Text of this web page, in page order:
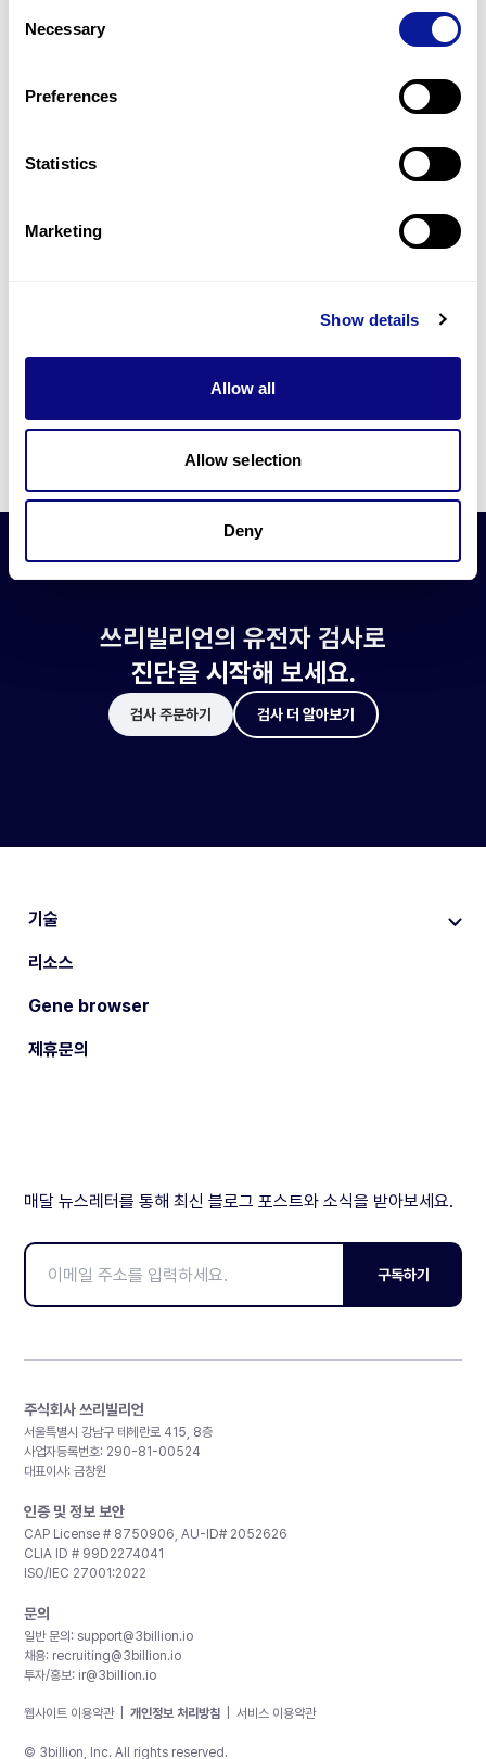
Selection
Necessary
Preferences
Statistics
Marketing
Show details
Allow all
Allow selection
Deny
미진단된 경우에 재분석을 통해 후속 케어를 받을 수 있습니다.
최신 유전학 정보 제공
블로그와 뉴스레터를 통해 최신 유전학 정보를 제공해 드립니다.
쓰리빌리언은 유전자 진단에 필요한 여러 기술의 개발과 도입에 힘쓰고 있습니
더 정확한 변이 해석과 높은 진단율을 위한 쓰리빌리언의 기술에 대해 알아보
쓰리빌리언의 유전자 검사로
진단을 시작해 보세요.
검사 주문하기 검사 더 알아보기
기술
리소스
Gene browser
제휴문의
매달 뉴스레터를 통해 최신 블로그 포스트와 소식을 받아보세요.
구독하기
주식회사 쓰리빌리언
서울특별시 강남구 테헤란로 415, 8층
사업자등록번호: 290-81-00524
대표이사: 금창원
인증 및 정보 보안
CAP License # 8750906, AU-ID# 2052626
CLIA ID # 99D2274041
ISO/IEC 27001:2022
문의
일반 문의: support@3billion.io
채용: recruiting@3billion.io
투자/홍보: ir@3billion.io
웹사이트 이용약관 개인정보 처리방침 서비스 이용약관
© 3billion, Inc. All rights reserved.